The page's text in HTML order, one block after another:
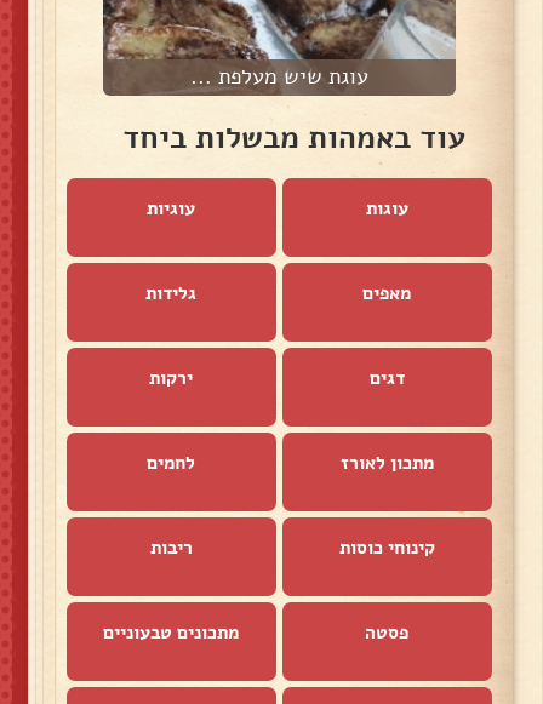
עוגת שיש מעלפת ...
עוד באמהות מבשלות ביחד
עוגות עוגיות
מאפים גלידות
דגים ירקות
מתכון לאורז לחמים
קינוחי כוסות ריבות
פסטה מתכונים טבעוניים